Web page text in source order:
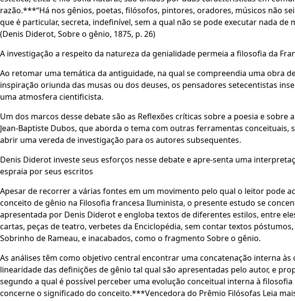
razão.***“Há nos gênios, poetas, filósofos, pintores, oradores, músicos não
que é particular, secreta, indefinível, sem a qual não se pode executar nada de
(Denis Diderot, Sobre o gênio, 1875, p. 26)
A investigação a respeito da natureza da genialidade permeia a filosofia da
Ao retomar uma temática da antiguidade, na qual se compreendia uma obra
inspiração oriunda das musas ou dos deuses, os pensadores setecentistas
uma atmosfera cientificista.
Um dos marcos desse debate são as Reflexões críticas sobre a poesia e sobre
Jean-Baptiste Dubos, que aborda o tema com outras ferramentas conceituais,
abrir uma vereda de investigação para os autores subsequentes.
Denis Diderot investe seus esforços nesse debate e apre-senta uma
espraia por seus escritos
Apesar de recorrer a várias fontes em um movimento pelo qual o leitor pode
conceito de gênio na Filosofia francesa Iluminista, o presente estudo se
apresentada por Denis Diderot e engloba textos de diferentes estilos, entre
cartas, peças de teatro, verbetes da Enciclopédia, sem contar textos
Sobrinho de Rameau, e inacabados, como o fragmento Sobre o gênio.
As análises têm como objetivo central encontrar uma concatenação interna às
linearidade das definições de gênio tal qual são apresentadas pelo autor, e
segundo a qual é possível perceber uma evolução conceitual interna à
concerne o significado do conceito.***Vencedora do Prêmio Filósofas Leia